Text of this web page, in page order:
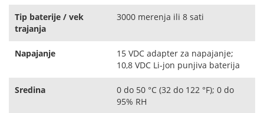
Tip baterije / vek
trajanja
3000 merenja ili 8 sati
Napajanje
15 VDC adapter za napajanje;
10,8 VDC Li-jon punjiva baterija
Sredina
0 do 50 °C (32 do 122 °F); 0 do
95% RH